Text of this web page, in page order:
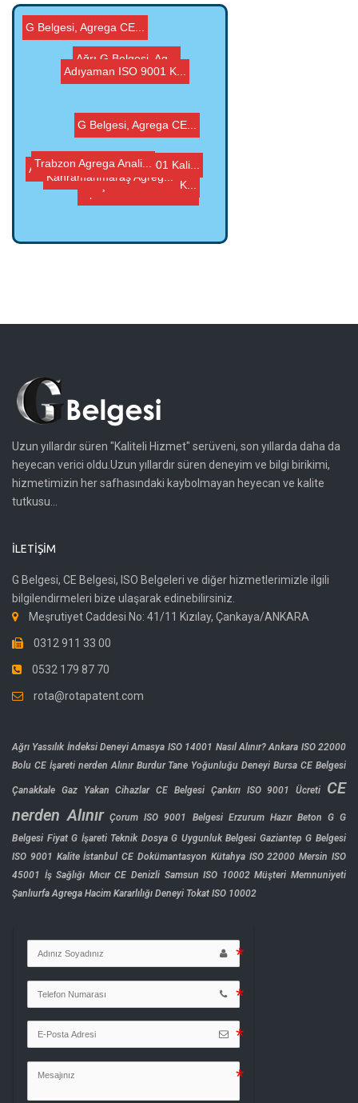
Isparta ISO 9001 Kal...
G Belgesi, Agrega CE...
Nevşehir ISO 9001 K...
G Belgesi, Agrega CE...
Agrega CE Belgesi İ...
Kahramanmaraş Agreg...
Burdur ISO 9001 Kali...
Ağrı G Belgesi, Ag...
Trabzon Agrega Anali...
Adıyaman ISO 9001 K...
Uzun yıllardır süren "Kaliteli Hizmet" serüveni, son yıllarda daha da
heyecan verici oldu.Uzun yıllardır süren deneyim ve bilgi birikimi,
hizmetimizin her safhasındaki kaybolmayan heyecan ve kalite
tutkusu...
İLETIŞIM
G Belgesi, CE Belgesi, ISO Belgeleri ve diğer hizmetlerimizle ilgili
bilgilendirmeleri bize ulaşarak edinebilirsiniz.
Meşrutiyet Caddesi No: 41/11 Kızılay, Çankaya/ANKARA
0312 911 33 00
0532 179 87 70
rota@rotapatent.com
Ağrı Yassılık İndeksi Deneyi Amasya ISO 14001 Nasıl Alınır? Ankara ISO 22000
Bolu CE İşareti nerden Alınır Burdur Tane Yoğunluğu Deneyi Bursa CE Belgesi
Çanakkale Gaz Yakan Cihazlar CE Belgesi Çankırı ISO 9001 Ücreti
CE
nerden Alınır Çorum ISO 9001 Belgesi Erzurum Hazır Beton G G
Belgesi Fiyat G İşareti Teknik Dosya G Uygunluk Belgesi Gaziantep G Belgesi
ISO 9001 Kalite İstanbul CE Dokümantasyon Kütahya ISO 22000 Mersin ISO
45001 İş Sağlığı Mıcır CE Denizli Samsun ISO 10002 Müşteri Memnuniyeti
Şanlıurfa Agrega Hacim Kararlılığı Deneyi Tokat ISO 10002